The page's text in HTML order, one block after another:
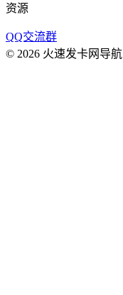
资源
QQ交流群
© 2026 火速发卡网导航